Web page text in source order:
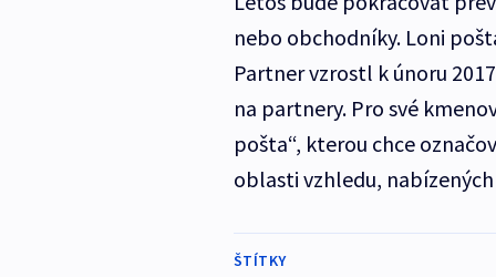
nebo obchodníky. Loni
Partner vzrostl k únoru
na partnery. Pro své
pošta“, kterou chce
oblasti vzhledu,
ŠTÍTKY